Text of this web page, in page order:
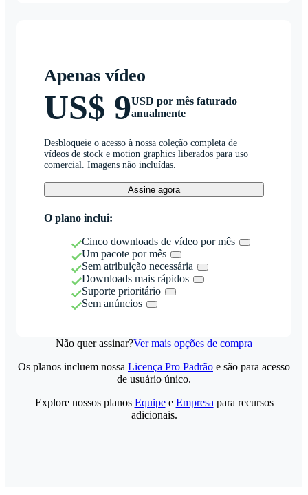
Apenas vídeo
US$ 9USD por mês faturado
anualmente
Desbloqueie o acesso à nossa coleção completa de
vídeos de stock e motion graphics liberados para uso
comercial. Imagens não incluídas.
Assine agora
O plano inclui:
Cinco downloads de vídeo por mês
Um pacote por mês
Sem atribuição necessária
Downloads mais rápidos
Suporte prioritário
Sem anúncios
Não quer assinar?Ver mais opções de compra
Os planos incluem nossa Licença Pro Padrão e são para acesso
de usuário único.
Explore nossos planos Equipee Empresa para recursos
adicionais.